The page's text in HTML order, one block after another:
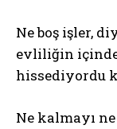
Ne boş işler,
evliliğin içinde
hissediyordu
Ne kalmayı